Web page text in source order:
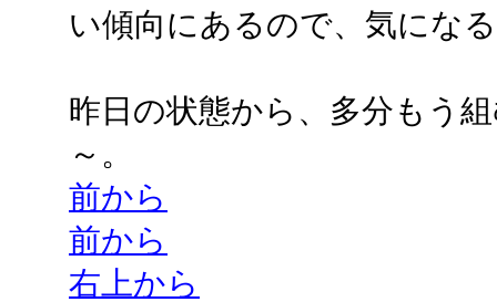
い傾向にあるので、気にな
昨日の状態から、多分もう
～。
前から
前から
右上から